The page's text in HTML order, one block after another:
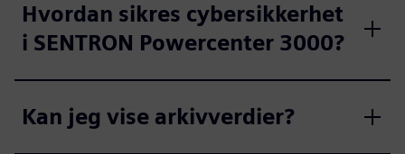
Hvordan sikres cybersikkerhet
i SENTRON Powercenter 3000?
Kan jeg vise arkivverdier?